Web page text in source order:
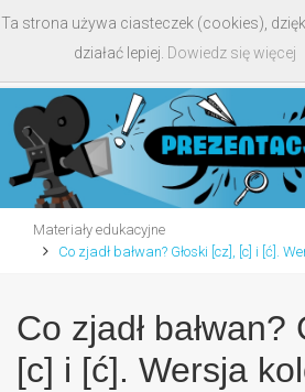
Materiały edukacyjne
Co zjadł bałwan? Głoski [cz], [c] i [ć].
Co zjadł bałwan?
[c] i [ć]. Wersja
Ta strona używa ciasteczek (cookies),
działać lepiej. Dowiedz się więcej